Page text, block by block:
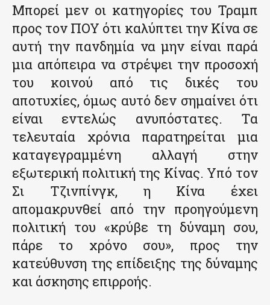
Μπορεί μεν οι κατηγορίες του Τραμπ
προς τον ΠΟΥ ότι καλύπτει την Κίνα σε
αυτή την πανδημία να μην είναι παρά
μια απόπειρα να στρέψει την προσοχή
του κοινού από τις δικές του
αποτυχίες, όμως αυτό δεν σημαίνει ότι
είναι εντελώς ανυπόστατες. Τα
τελευταία χρόνια παρατηρείται μια
καταγεγραμμένη αλλαγή στην
εξωτερική πολιτική της Κίνας. Υπό τον
Σι Τζινπίνγκ, η Κίνα έχει
απομακρυνθεί από την προηγούμενη
πολιτική του «κρύβε τη δύναμη σου,
πάρε το χρόνο σου», προς την
κατεύθυνση της επίδειξης της δύναμης
και άσκησης επιρροής.